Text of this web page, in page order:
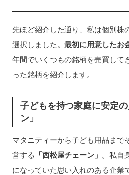
先ほど紹介した通り、私は個別株
選択しました。 最初に用意したお
年間でいくつもの銘柄を売買して
った銘柄を紹介します。
子どもを持つ家庭に安定
ン」
マタニティーから子ども用品まで
営する 「西松屋チェーン」 。私自
になっていた思い入れのある企業で